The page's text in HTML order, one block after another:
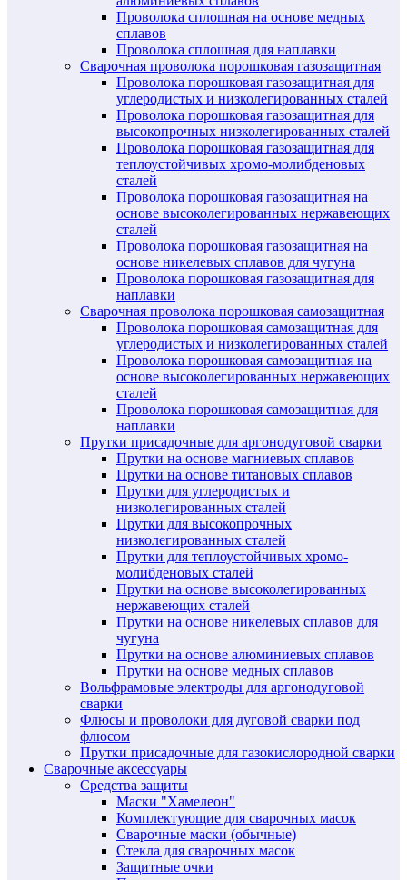
Проволока сплошная на основе медных
сплавов
Проволока сплошная для наплавки
Сварочная проволока порошковая газозащитная
Проволока порошковая газозащитная для
углеродистых и низколегированных сталей
Проволока порошковая газозащитная для
высокопрочных низколегированных сталей
Проволока порошковая газозащитная для
теплоустойчивых хромо-молибденовых
сталей
Проволока порошковая газозащитная на
основе высоколегированных нержавеющих
сталей
Проволока порошковая газозащитная на
основе никелевых сплавов для чугуна
Проволока порошковая газозащитная для
наплавки
Сварочная проволока порошковая самозащитная
Проволока порошковая самозащитная для
углеродистых и низколегированных сталей
Проволока порошковая самозащитная на
основе высоколегированных нержавеющих
сталей
Проволока порошковая самозащитная для
наплавки
Прутки присадочные для аргонодуговой сварки
Прутки на основе магниевых сплавов
Прутки на основе титановых сплавов
Прутки для углеродистых и
низколегированных сталей
Прутки для высокопрочных
низколегированных сталей
Прутки для теплоустойчивых хромо-
молибденовых сталей
Прутки на основе высоколегированных
нержавеющих сталей
Прутки на основе никелевых сплавов для
чугуна
Прутки на основе алюминиевых сплавов
Прутки на основе медных сплавов
Вольфрамовые электроды для аргонодуговой
сварки
Флюсы и проволоки для дуговой сварки под
флюсом
Прутки присадочные для газокислородной сварки
Сварочные аксессуары
Средства защиты
Маски "Хамелеон"
Комплектующие для сварочных масок
Сварочные маски (обычные)
Стекла для сварочных масок
Защитные очки